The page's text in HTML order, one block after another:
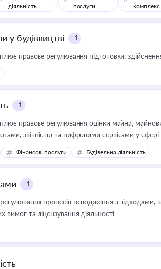
діяльність
послуги
комплекс
у будівництві +1
правове регулювання підготовки,
+1
правове регулювання оцінки майна,
звітністю та цифровими сервісами у
корисне для власника бізнесу, керівника,
майна, корпоративних угод і перевірки
Фінансові послуги Будівельна діяльність
+1
процесів поводження з відходами,
вимог та ліцензування діяльності